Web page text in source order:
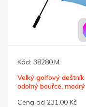
Kód: 38280.M
Velký golfový deštník
odolný bouřce, modrý
Cena od 231,00 Kč